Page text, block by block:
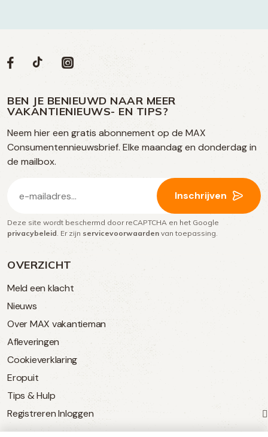
OVERZICHT
Meld een klacht
Nieuws
Over MAX vakantieman
Afleveringen
Cookieverklaring
Eropuit
Tips & Hulp
Registreren Inloggen
Volg
op
social
media
Social
Volg
op
Facebook
Volg
op
TikTok
Volg
op
Instagram
BEN JE BENIEUWD NAAR MEER
VAKANTIENIEUWS- EN TIPS?
Neem hier een gratis abonnement op de MAX
Consumentennieuwsbrief. Elke maandag en donderdag in
de mailbox.
mailadres
(Vereist)
Inschrijven
Deze site wordt beschermd door reCAPTCHA en het Google
privacybeleid . Er zijn servicevoorwaarden van toepassing.